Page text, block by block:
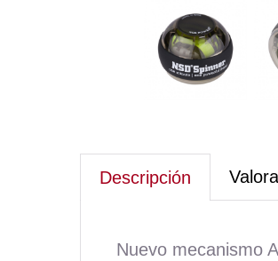
Descripción
Nuevo mecanismo